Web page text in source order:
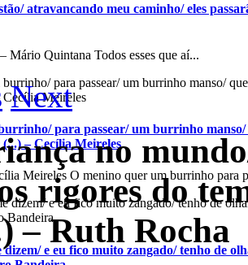
atravancando meu caminho/ eles
Mário Quintana Todos esses que aí...
para passear/ um burrinho manso/
– Cecília Meireles
Meireles O menino quer um burrinho para
dizem/ e eu fico muito zangado/ tenho de
Next
no
rigores do
– Ruth Rocha